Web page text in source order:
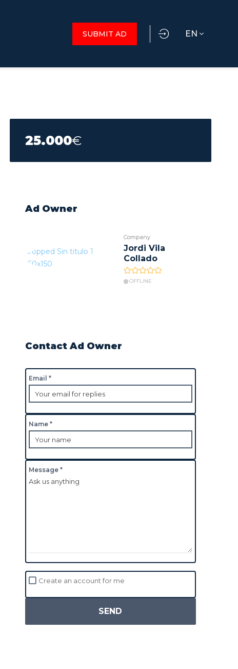
EN
SUBMIT AD
25.000€
Ad Owner
Company
Jordi Vila
Collado
OFFLINE
Contact Ad Owner
Email *
Name *
Message *
Create an account for me
SEND